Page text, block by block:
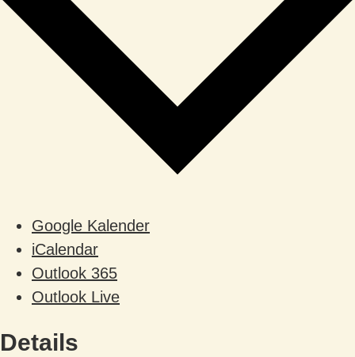
Google Kalender
iCalendar
Outlook 365
Outlook Live
Details